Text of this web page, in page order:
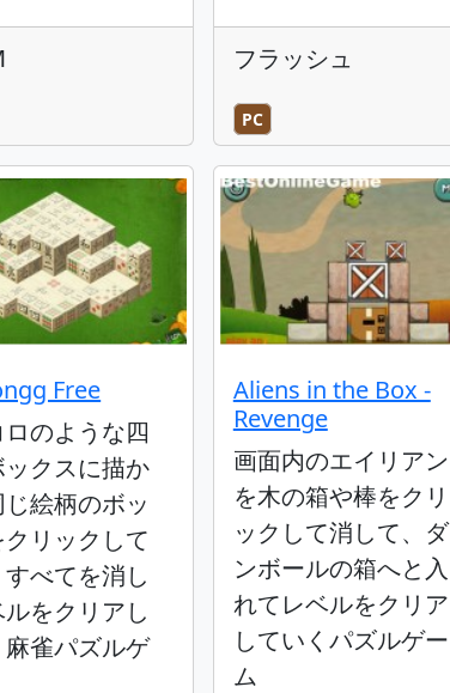
フラッシュ
PC
Free
のような四
クスに描か
絵柄のボッ
リックして
べてを消し
をクリアし
雀パズルゲ
Aliens in the Box -
Revenge
画面内のエイリアン
を木の箱や棒をクリ
ックして消して、ダ
ンボールの箱へと入
れてレベルをクリア
していくパズルゲー
ム